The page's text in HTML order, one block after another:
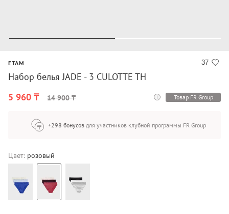
37
ETAM
Набор белья JADE - 3 CULOTTE TH
5 960 ₸
14 900 ₸ Товар FR Group
+298 бонусов для участников клубной программы FR Group
Цвет: розовый